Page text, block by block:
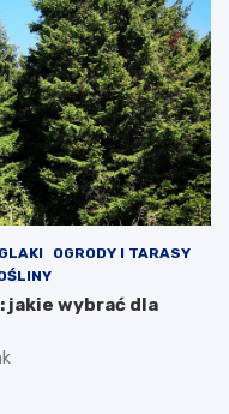
OGRODY I TARASY
jakie wybrać dla